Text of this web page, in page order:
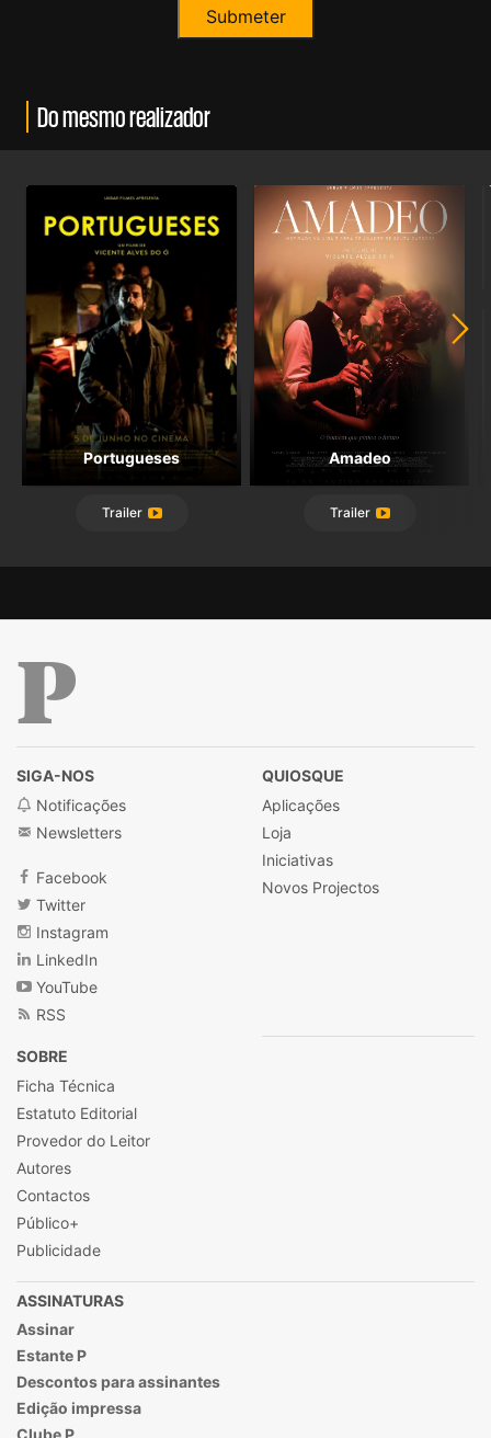
Do mesmo realizador
Portugueses
Trailer
Amadeo
Trailer
SIGA-NOS
Notificações
Newsletters
Facebook
Twitter
Instagram
LinkedIn
YouTube
RSS
QUIOSQUE
Aplicações
Loja
Iniciativas
Novos Projectos
SOBRE
Ficha Técnica
Estatuto Editorial
Provedor do Leitor
Autores
Contactos
Público+
Publicidade
ASSINATURAS
Assinar
Estante P
Descontos para assinantes
Edição impressa